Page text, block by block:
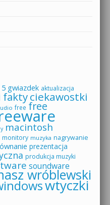
5 gwiazdek aktualizacja
faktyciekawostki
free free
macintosh
monitory muzyka nagrywanie
prezentacja
produkcja muzyki
soundware
wróblewski
wtyczki